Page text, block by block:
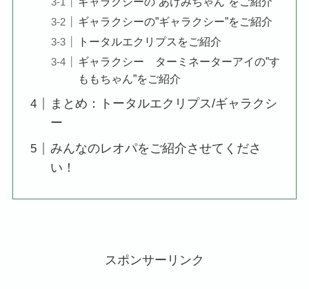
ギャラクシーの”ギャラクシー”をご紹介
トータルエクリプスをご紹介
ギャラクシー ターミネーターアイの”す
ももちゃん”をご紹介
まとめ：トータルエクリプス/ギャラクシ
ー
みんなのレオパをご紹介させてくださ
い！
スポンサーリンク